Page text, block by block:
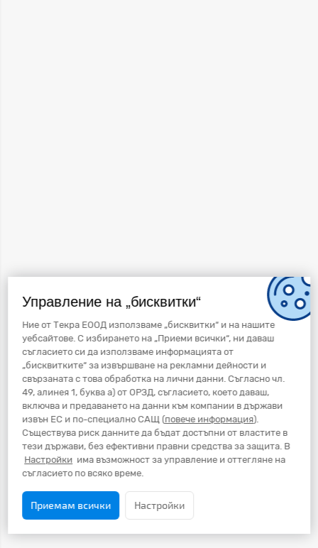
Управление на „бисквитки“
Ние от Текра ЕООД използваме „бисквитки“ и на нашите
уебсайтове. С избирането на „Приеми всички“, ни даваш
съгласието си да използваме информацията от
„бисквитките“ за извършване на рекламни дейности и
свързаната с това обработка на лични данни. Съгласно чл.
49, алинея 1, буква а) от ОРЗД, съгласието, което даваш,
включва и предаването на данни към компании в държави
извън ЕС и по-специално САЩ (повече информация).
Съществува риск данните да бъдат достъпни от властите в
тези държави, без ефективни правни средства за защита. В
Настройки има възможност за управление и оттегляне на
съгласието по всяко време.
Приемам всички Настройки